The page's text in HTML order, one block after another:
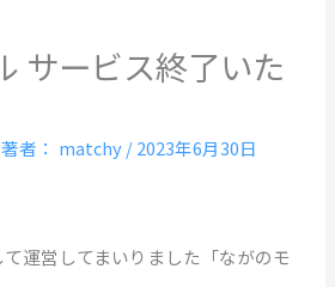
サービス終了いた
者： matchy/2023年6月30日
運営してまいりました「ながのモ